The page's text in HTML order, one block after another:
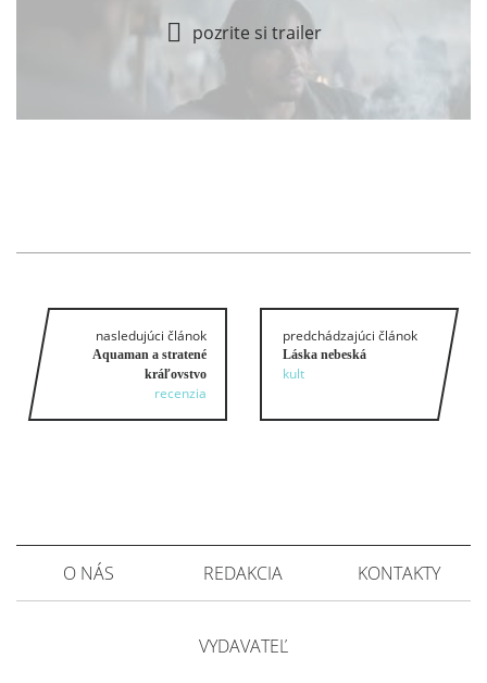
pozrite si trailer
nasledujúci článok
Aquaman a stratené
kráľovstvo
recenzia
predchádzajúci článok
Láska nebeská
kult
O NÁS REDAKCIA KONTAKTY
VYDAVATEĽ